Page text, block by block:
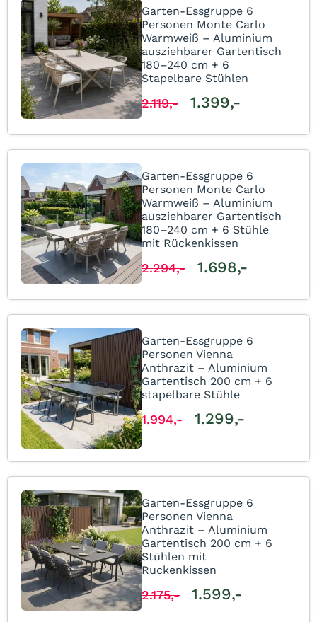
Garten-Essgruppe 6
Personen Monte Carlo
Warmweiß – Aluminium
ausziehbarer Gartentisch
180–240 cm + 6
Stapelbare Stühlen
2.119,- 1.399,-
Garten-Essgruppe 6
Personen Monte Carlo
Warmweiß – Aluminium
ausziehbarer Gartentisch
180–240 cm + 6 Stühle
mit Rückenkissen
2.294,- 1.698,-
Garten-Essgruppe 6
Personen Vienna
Anthrazit – Aluminium
Gartentisch 200 cm + 6
stapelbare Stühle
1.994,- 1.299,-
Garten-Essgruppe 6
Personen Vienna
Anthrazit – Aluminium
Gartentisch 200 cm + 6
Stühlen mit
Ruckenkissen
2.175,- 1.599,-